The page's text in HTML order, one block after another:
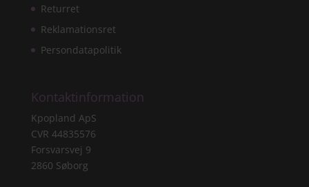
Returret
Reklamationsret
Persondatapolitik
Kontaktinformation
Kpopland ApS
CVR 44835576
Forsvarsvej 9
2860 Søborg